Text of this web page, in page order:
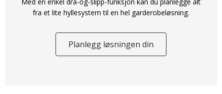
fra et lite hyllesystem til en hel garderobeløsning.
Planlegg løsningen din